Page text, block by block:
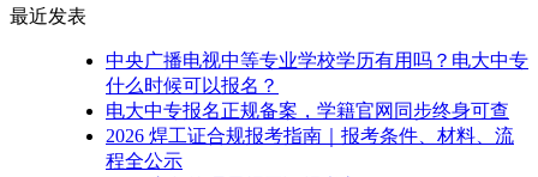
最近发表
中央广播电视中等专业学校学历有用吗？电大中专
什么时候可以报名？
电大中专报名正规备案，学籍官网同步终身可查
2026 焊工证合规报考指南｜报考条件、材料、流
程全公示